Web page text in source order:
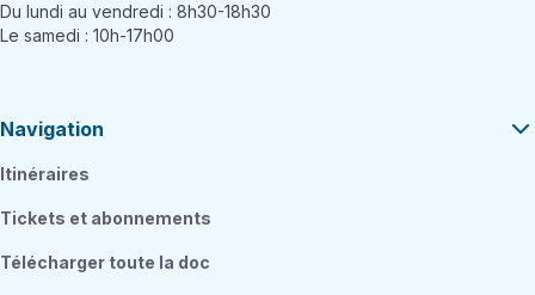
Du lundi au vendredi : 8h30-18h30
Le samedi : 10h-17h00
Navigation
Itinéraires
Tickets et abonnements
Télécharger toute la doc